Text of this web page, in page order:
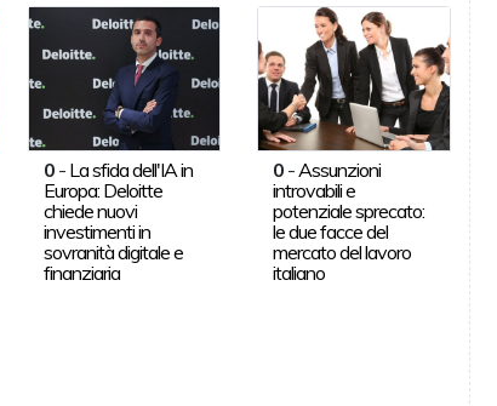
0- La sfida dell'IA in
Europa: Deloitte
chiede nuovi
investimenti in
sovranità digitale e
finanziaria
0 - Assunzioni
introvabili e
potenziale sprecato:
le due facce del
mercato del lavoro
italiano